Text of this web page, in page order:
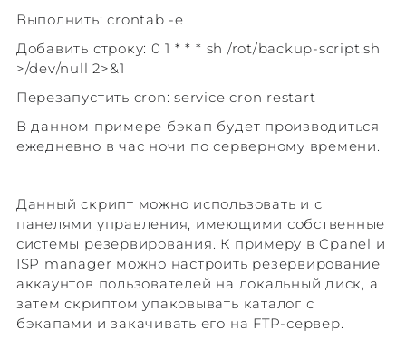
Выполнить: crontab -e
Добавить строку: 0 1 * * * sh /rot/backup-script.sh
>/dev/null 2>&1
Перезапустить cron: service cron restart
В данном примере бэкап будет производиться
ежедневно в час ночи по серверному времени.
Данный скрипт можно использовать и с
панелями управления, имеющими собственные
системы резервирования. К примеру в Cpanel и
ISP manager можно настроить резервирование
аккаунтов пользователей на локальный диск, а
затем скриптом упаковывать каталог с
бэкапами и закачивать его на FTP-сервер.